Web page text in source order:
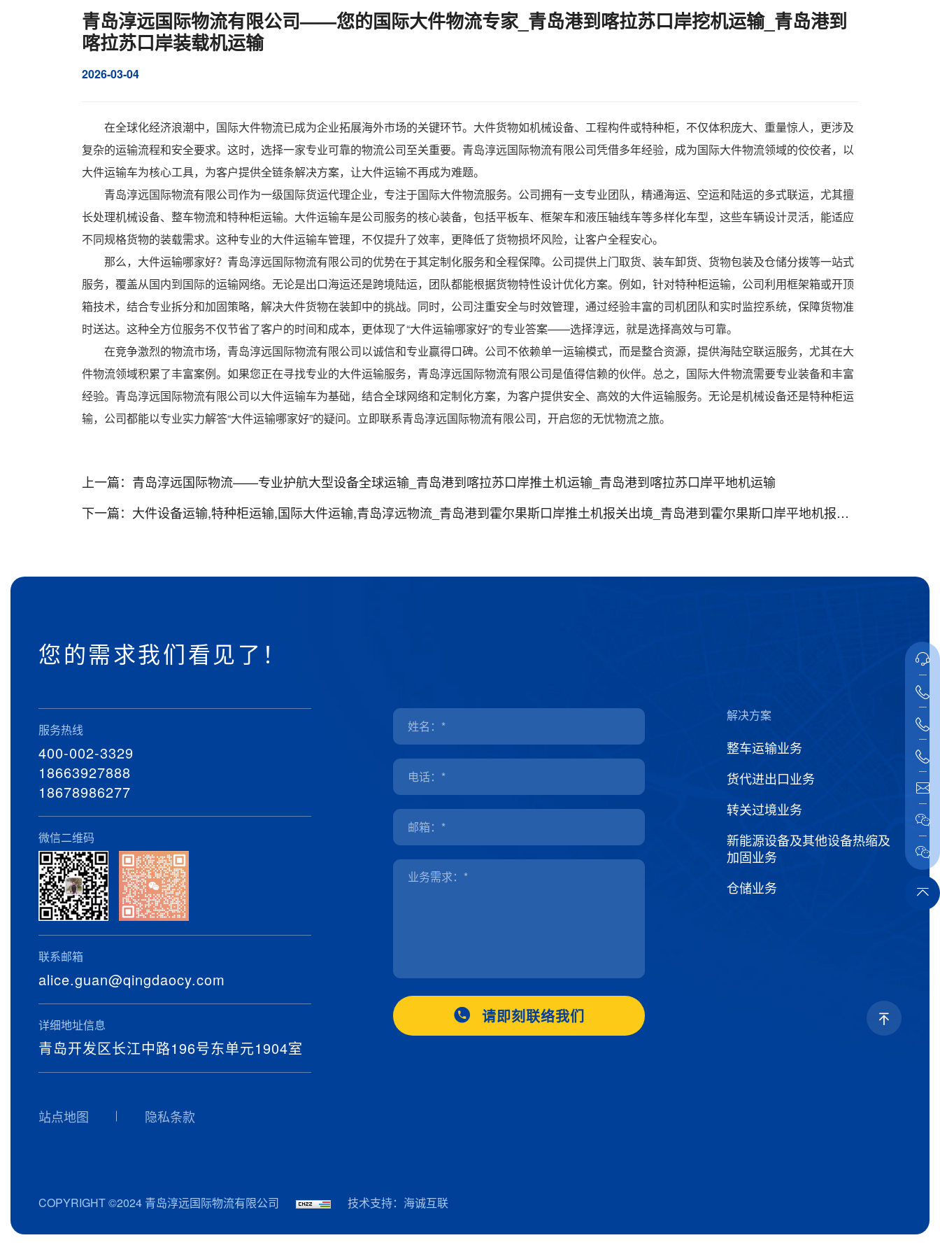
青岛淳远国际物流有限公司——您的国际大件物流专家_青岛港到喀拉苏口岸挖机运输_青岛港到
喀拉苏口岸装载机运输
2026-03-04
在全球化经济浪潮中， 国际大件物流已成为企业拓展海外市场的关键环节。大件货物如机械设备、工程构件或特种柜，不仅体积庞大、重量惊人，更涉及
复杂的运输流程和安全要求。这时，选择一家专业可靠的物流公司至关重要。 青岛淳远国际物流有限公司凭借多年经验，成为国际大件物流领域的佼佼者，以
大件运输车为核心工具，为客户提供全链条解决方案，让大件运输不再成为难题。
青岛淳远国际物流有限公司作为一级国际货运代理企业，专注于国际大件物流服务。公司拥有一支专业团队，精通海运、空运和陆运的多式联运，尤其擅
长处理机械设备、整车物流和特种柜运输。大件运输车是公司服务的核心装备，包括平板车、框架车和液压轴线车等多样化车型，这些车辆设计灵活，能适应
不同规格货物的装载需求。这种专业的大件运输车管理，不仅提升了效率，更降低了货物损坏风险，让客户全程安心。
那么，大件运输哪家好？青岛淳远国际物流有限公司的优势在于其定制化服务和全程保障。公司提供上门取货、装车卸货、货物包装及仓储分拨等一站式
服务，覆盖从国内到国际的运输网络。无论是出口海运还是跨境陆运，团队都能根据货物特性设计优化方案。例如，针对特种柜运输，公司利用框架箱或开顶
箱技术，结合专业拆分和加固策略，解决大件货物在装卸中的挑战。同时，公司注重安全与时效管理，通过经验丰富的司机团队和实时监控系统，保障货物准
时送达。这种全方位服务不仅节省了客户的时间和成本，更体现了“大件运输哪家好”的专业答案——选择淳远，就是选择高效与可靠。
在竞争激烈的物流市场，青岛淳远国际物流有限公司以诚信和专业赢得口碑。公司不依赖单一运输模式，而是整合资源，提供海陆空联运服务，尤其在大
件物流领域积累了丰富案例。如果您正在寻找专业的大件运输服务，青岛淳远国际物流有限公司是值得信赖的伙伴。总之，国际大件物流需要专业装备和丰富
经验。青岛淳远国际物流有限公司以大件运输车为基础，结合全球网络和定制化方案，为客户提供安全、高效的大件运输服务。无论是机械设备还是特种柜运
输，公司都能以专业实力解答“大件运输哪家好”的疑问。立即联系青岛淳远国际物流有限公司，开启您的无忧物流之旅。
上一篇： 青岛淳远国际物流——专业护航大型设备全球运输_青岛港到喀拉苏口岸推土机运输_青岛港到喀拉苏口岸平地机运输
下一篇： 大件设备运输,特种柜运输,国际大件运输,青岛淳远物流_青岛港到霍尔果斯口岸推土机报关出境_青岛港到霍尔果斯口岸平地机报关出境
您的需求我们看见了！
服务热线
400-002-3329
18663927888
18678986277
微信二维码
联系邮箱
alice.guan@qingdaocy.com
详细地址信息
青岛开发区长江中路196号东单元1904室
站点地图 隐私条款
请即刻联络我们
解决方案
整车运输业务
货代进出口业务
转关过境业务
新能源设备及其他设备热缩及
加固业务
仓储业务
COPYRIGHT ©2024 青岛淳远国际物流有限公司 技术支持：海诚互联